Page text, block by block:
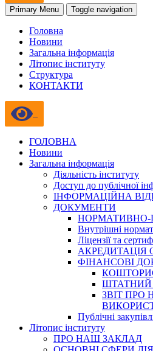
Primary Menu Toggle navigation
Головна
Новини
Загальна інформація
Літопис інституту
Структура
КОНТАКТИ
ГОЛОВНА
Новини
Загальна інформація
Діяльність інституту
Доступ до публічної
ІНФОРМАЦІЙНА
ДОКУМЕНТИ
НОРМАТИВНО-
Внутрішні
Ліцензії та
АКРЕДИТАЦІЯ
ФІНАНСОВІ
ШТАТНИЙ
ЗВІТ ПРО
Публічні
Літопис інституту
ПРО НАШ ЗАКЛАД